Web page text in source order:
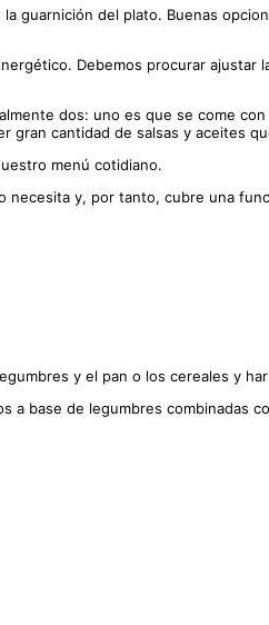
guarnición del plato. Buenas
Debemos procurar ajustar
dos: uno es que se come
gran cantidad de salsas y aceites
menú cotidiano.
necesita y, por tanto, cubre una
y el pan o los cereales y
a base de legumbres combinadas